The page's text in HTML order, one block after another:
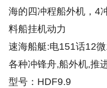
海的四冲程船外机，4
料船挂机动力
速海船艇:电151话12
各种冲锋舟,船外机,推
型号：HDF9.9